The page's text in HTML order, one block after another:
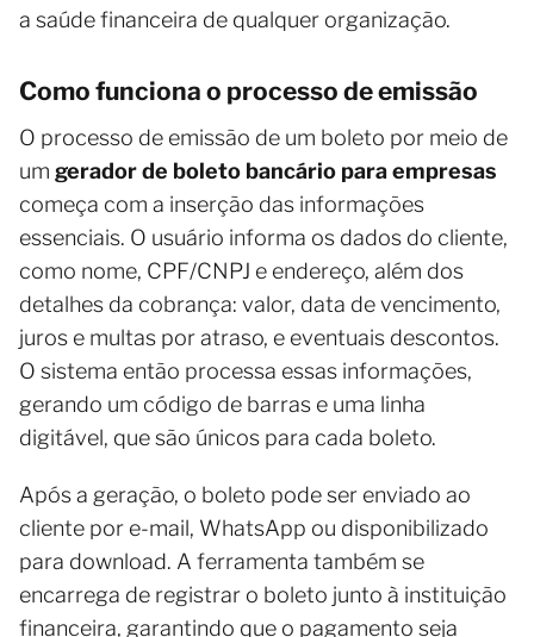
a saúde financeira de qualquer organização.
Como funciona o processo de emissão
O processo de emissão de um boleto por meio de
um gerador de boleto bancário para empresas
começa com a inserção das informações
essenciais. O usuário informa os dados do cliente,
como nome, CPF/CNPJ e endereço, além dos
detalhes da cobrança: valor, data de vencimento,
juros e multas por atraso, e eventuais descontos.
O sistema então processa essas informações,
gerando um código de barras e uma linha
digitável, que são únicos para cada boleto.
Após a geração, o boleto pode ser enviado ao
cliente por e-mail, WhatsApp ou disponibilizado
para download. A ferramenta também se
encarrega de registrar o boleto junto à instituição
financeira, garantindo que o pagamento seja